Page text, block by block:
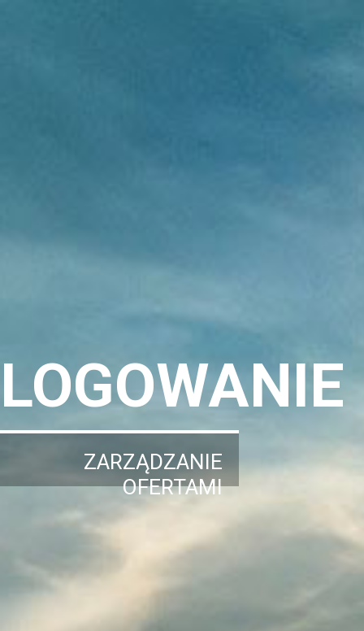
LOGOWANIE
ZARZĄDZANIE
OFERTAMI